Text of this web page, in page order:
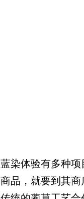
染体验有多种
品，就要到其